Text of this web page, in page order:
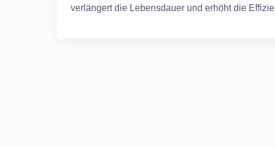
verlängert die Lebensdauer und erhöht die